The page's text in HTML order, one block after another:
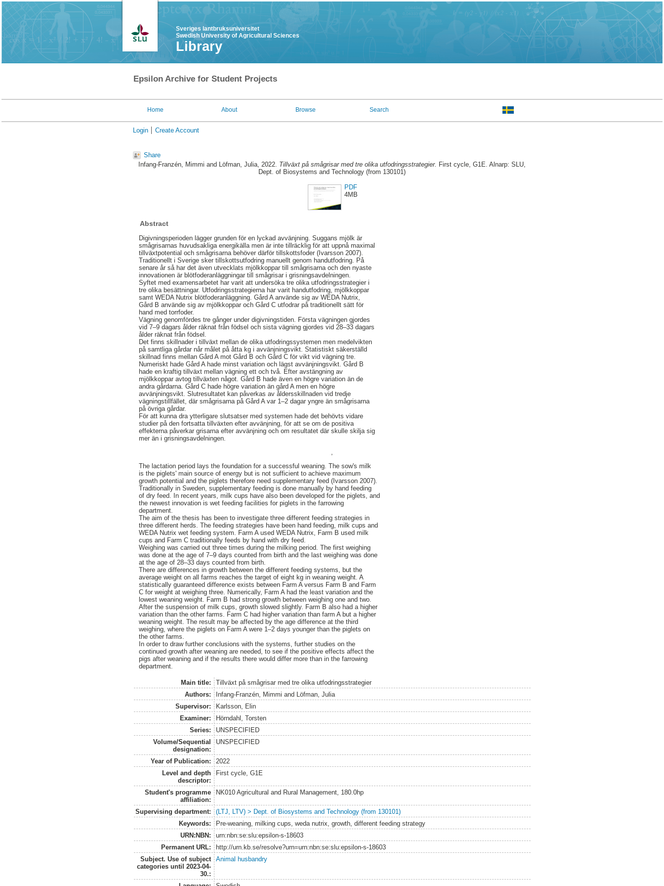
Sveriges lantbruksuniversitet
Swedish University of Agricultural Sciences
Library
Epsilon Archive for Student Projects
Home About Browse Search
Login Create Account
Share
Infang-Franzén, Mimmi and Löfman, Julia, 2022. Tillväxt på smågrisar med tre olika utfodringsstrategier. First cycle, G1E. Alnarp: SLU,
Dept. of Biosystems and Technology (from 130101)
PDF
4MB
Abstract
Digivningsperioden lägger grunden för en lyckad avvänjning. Suggans mjölk är
smågrisarnas huvudsakliga energikälla men är inte tillräcklig för att uppnå maximal
tillväxtpotential och smågrisarna behöver därför tillskottsfoder (Ivarsson 2007).
Traditionellt i Sverige sker tillskottsutfodring manuellt genom handutfodring. På
senare år så har det även utvecklats mjölkkoppar till smågrisarna och den nyaste
innovationen är blötfoderanläggningar till smågrisar i grisningsavdelningen.
Syftet med examensarbetet har varit att undersöka tre olika utfodringsstrategier i
tre olika besättningar. Utfodringsstrategierna har varit handutfodring, mjölkkoppar
samt WEDA Nutrix blötfoderanläggning. Gård A använde sig av WEDA Nutrix,
Gård B använde sig av mjölkkoppar och Gård C utfodrar på traditionellt sätt för
hand med torrfoder.
Vägning genomfördes tre gånger under digivningstiden. Första vägningen gjordes
vid 7–9 dagars ålder räknat från födsel och sista vägning gjordes vid 28–33 dagars
ålder räknat från födsel.
Det finns skillnader i tillväxt mellan de olika utfodringssystemen men medelvikten
på samtliga gårdar når målet på åtta kg i avvänjningsvikt. Statistiskt säkerställd
skillnad finns mellan Gård A mot Gård B och Gård C för vikt vid vägning tre.
Numeriskt hade Gård A hade minst variation och lägst avvänjningsvikt. Gård B
hade en kraftig tillväxt mellan vägning ett och två. Efter avstängning av
mjölkkoppar avtog tillväxten något. Gård B hade även en högre variation än de
andra gårdarna. Gård C hade högre variation än gård A men en högre
avvänjningsvikt. Slutresultatet kan påverkas av åldersskillnaden vid tredje
vägningstillfället, där smågrisarna på Gård A var 1–2 dagar yngre än smågrisarna
på övriga gårdar.
För att kunna dra ytterligare slutsatser med systemen hade det behövts vidare
studier på den fortsatta tillväxten efter avvänjning, för att se om de positiva
effekterna påverkar grisarna efter avvänjning och om resultatet där skulle skilja sig
mer än i grisningsavdelningen.
The lactation period lays the foundation for a successful weaning. The sow's milk
is the piglets' main source of energy but is not sufficient to achieve maximum
growth potential and the piglets therefore need supplementary feed (Ivarsson 2007).
Traditionally in Sweden, supplementary feeding is done manually by hand feeding
of dry feed. In recent years, milk cups have also been developed for the piglets, and
the newest innovation is wet feeding facilities for piglets in the farrowing
department.
The aim of the thesis has been to investigate three different feeding strategies in
three different herds. The feeding strategies have been hand feeding, milk cups and
WEDA Nutrix wet feeding system. Farm A used WEDA Nutrix, Farm B used milk
cups and Farm C traditionally feeds by hand with dry feed.
Weighing was carried out three times during the milking period. The first weighing
was done at the age of 7–9 days counted from birth and the last weighing was done
at the age of 28–33 days counted from birth.
There are differences in growth between the different feeding systems, but the
average weight on all farms reaches the target of eight kg in weaning weight. A
statistically guaranteed difference exists between Farm A versus Farm B and Farm
C for weight at weighing three. Numerically, Farm A had the least variation and the
lowest weaning weight. Farm B had strong growth between weighing one and two.
After the suspension of milk cups, growth slowed slightly. Farm B also had a higher
variation than the other farms. Farm C had higher variation than farm A but a higher
weaning weight. The result may be affected by the age difference at the third
weighing, where the piglets on Farm A were 1–2 days younger than the piglets on
the other farms.
In order to draw further conclusions with the systems, further studies on the
continued growth after weaning are needed, to see if the positive effects affect the
pigs after weaning and if the results there would differ more than in the farrowing
department.
Main title:
Tillväxt på smågrisar med tre olika utfodringsstrategier
Authors:
Infang-Franzén, Mimmi and Löfman, Julia
Supervisor:
Karlsson, Elin
Examiner:
Hörndahl, Torsten
Series:
UNSPECIFIED
Volume/Sequential
designation:
UNSPECIFIED
Year of Publication:
2022
Level and depth
descriptor:
First cycle, G1E
Student's programme
affiliation:
NK010 Agricultural and Rural Management, 180.0hp
Supervising department:
(LTJ, LTV) > Dept. of Biosystems and Technology (from 130101)
Keywords:
Pre-weaning, milking cups, weda nutrix, growth, different feeding strategy
URN:NBN:
urn:nbn:se:slu:epsilon-s-18603
Permanent URL:
http://urn.kb.se/resolve?urn=urn:nbn:se:slu:epsilon-s-18603
Subject. Use of subject
categories until 2023-04-
30.:
Animal husbandry